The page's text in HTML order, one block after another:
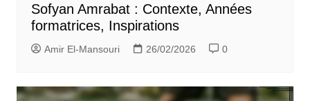
Sofyan Amrabat : Contexte, Années
formatrices, Inspirations
Amir El-Mansouri 26/02/2026 0